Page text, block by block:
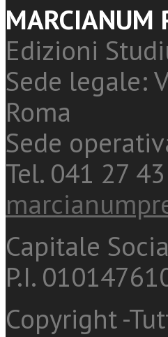
MARCIANUM
Edizioni
Sede legale:
Roma
Sede
Tel. 041 27
Capitale
P.I.
Copyright -